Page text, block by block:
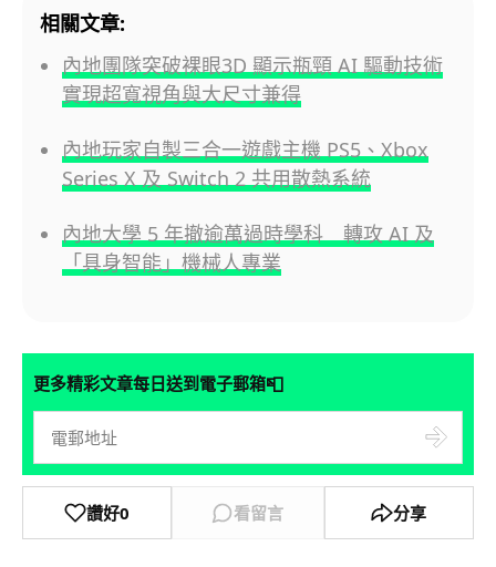
相關文章:
內地團隊突破裸眼3D 顯示瓶頸 AI 驅動技術
實現超寬視角與大尺寸兼得
內地玩家自製三合一遊戲主機 PS5、Xbox
Series X 及 Switch 2 共用散熱系統
內地大學 5 年撤逾萬過時學科 轉攻 AI 及
「具身智能」機械人專業
更多精彩文章每日送到電子郵箱📮
讚好0 看留言 分享